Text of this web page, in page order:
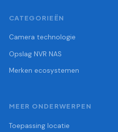
CATEGORIEËN
Camera technologie
Opslag NVR NAS
Merken ecosystemen
MEER ONDERWERPEN
Toepassing locatie